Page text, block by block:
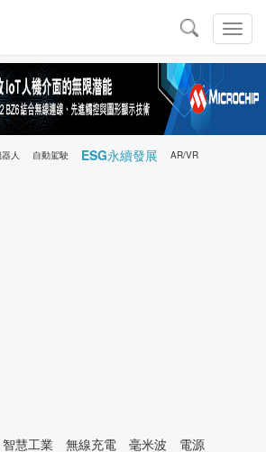
切
換
導
導
航
人 自動駕駛 ESG永續發展 AR/VR
智慧工業 無線充電 毫米波
電源